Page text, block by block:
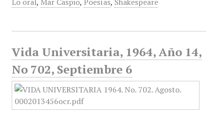
Vida Universitaria, 1964, Año 14,
No 702, Septiembre 6